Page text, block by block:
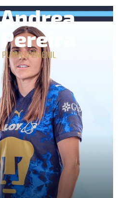
Andrea
Pereira
PUMAS FEMENIL